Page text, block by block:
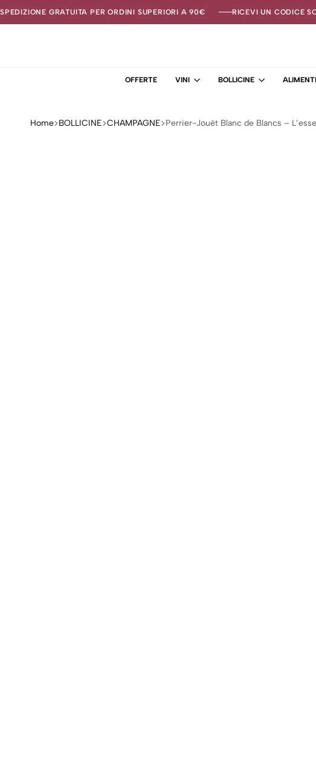
SPEDIZIONE GRATUITA PER ORDINI SUPERIORI A 90€ RICEVI UN CODICE
OFFERTE VINI BOLLICINE ALIMENTI
Home BOLLICINE CHAMPAGNE Perrier-Jouët Blanc de Blancs –